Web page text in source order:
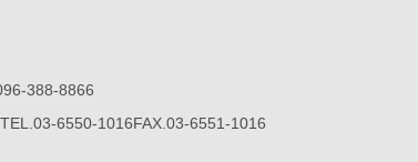
388-8866
6550-1016FAX.03-6551-1016